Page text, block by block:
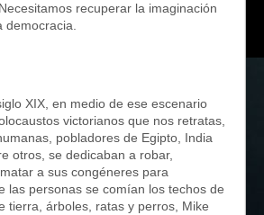
recuperar la imaginación
democracia.
XIX, en medio de ese escenario
victorianos que nos retratas,
pobladores de Egipto, India
otros, se dedicaban a robar,
a sus congéneres para
las personas se comían los techos de
tierra, árboles, ratas y perros, Mike